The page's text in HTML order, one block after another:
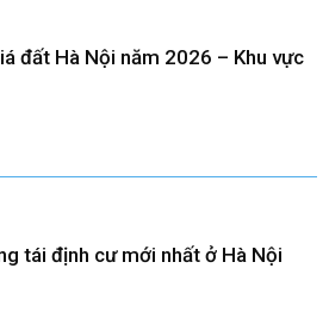
đất Hà Nội năm 2026 – Khu vực
tái định cư mới nhất ở Hà Nội